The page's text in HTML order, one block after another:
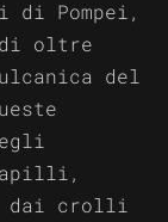
Pompei
di Pompei,
oltre
del
dai crolli